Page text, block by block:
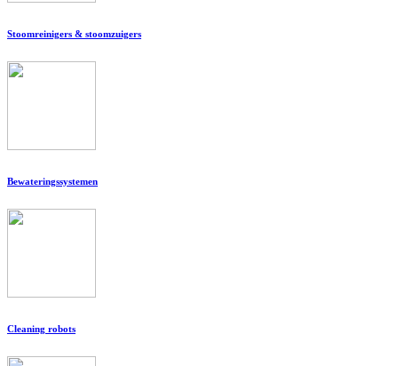
Stoomreinigers & stoomzuigers
Bewateringssystemen
Cleaning robots